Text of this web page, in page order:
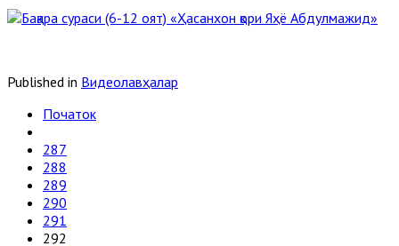
Published in Видеолавҳалар
Початок
287
288
289
290
291
292